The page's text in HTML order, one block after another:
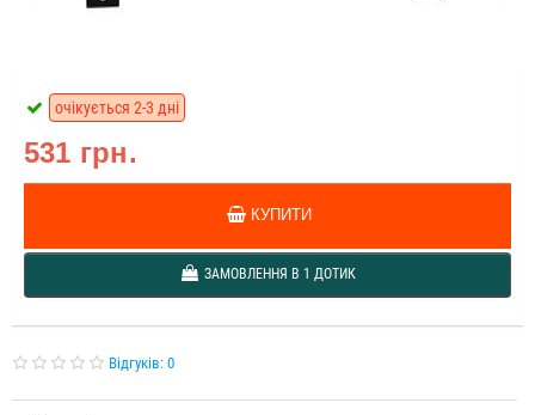
531 грн.
очікується 2-3 дні
КУПИТИ
ЗАМОВЛЕННЯ В 1 ДОТИК
Відгуків: 0